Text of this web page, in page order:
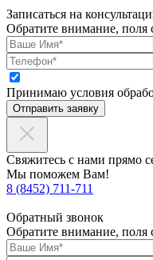
Записаться на
Обратите внимание, поля
Принимаю условия
Отправить заявку
Свяжитесь с нами прямо
Мы поможем Вам!
8 (8452) 711-711
Обратный звонок
Обратите внимание, поля